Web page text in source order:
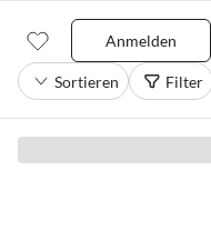
Anmelden
Sortieren Filter